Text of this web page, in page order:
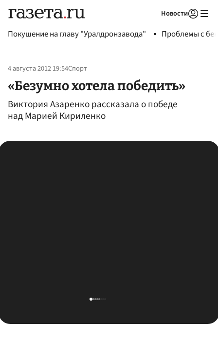
Новости
Покушение на главу "Уралдронзавода" Проблемы с
4 августа 2012 19:54Спорт
«Безумно хотела победить»
Виктория Азаренко рассказала о победе
над Марией Кириленко